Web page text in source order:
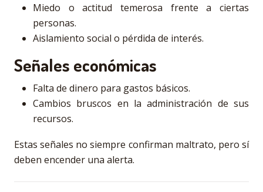
Miedo o actitud temerosa frente a ciertas
personas.
Aislamiento social o pérdida de interés.
Señales económicas
Falta de dinero para gastos básicos.
Cambios bruscos en la administración de sus
recursos.
Estas señales no siempre confirman maltrato, pero sí
deben encender una alerta.